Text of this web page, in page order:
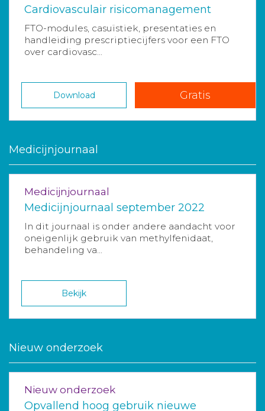
Cardiovasculair risicomanagement
FTO-modules, casuïstiek, presentaties en
handleiding prescriptiecijfers voor een FTO
over cardiovasc...
Download Gratis
Medicijnjournaal
Medicijnjournaal
Medicijnjournaal september 2022
In dit journaal is onder andere aandacht voor
oneigenlijk gebruik van methylfenidaat,
behandeling va...
Bekijk
Nieuw onderzoek
Nieuw onderzoek
Opvallend hoog gebruik nieuwe